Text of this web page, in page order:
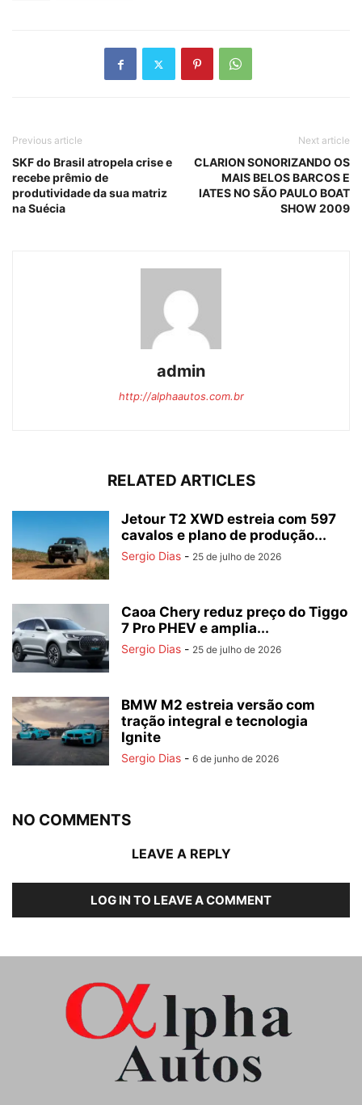
Previous article
SKF do Brasil atropela crise e
recebe prêmio de
produtividade da sua matriz
na Suécia
Next article
CLARION SONORIZANDO OS
MAIS BELOS BARCOS E
IATES NO SÃO PAULO BOAT
SHOW 2009
admin
http://alphaautos.com.br
RELATED ARTICLES
Jetour T2 XWD estreia com 597
cavalos e plano de produção...
Sergio Dias - 25 de julho de 2026
Caoa Chery reduz preço do Tiggo
7 Pro PHEV e amplia...
Sergio Dias - 25 de julho de 2026
BMW M2 estreia versão com
tração integral e tecnologia
Ignite
Sergio Dias - 6 de junho de 2026
NO COMMENTS
LEAVE A REPLY
LOG IN TO LEAVE A COMMENT